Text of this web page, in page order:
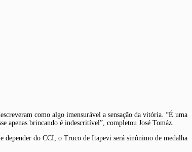
como algo imensurável a sensação da vitória. “É uma
apenas brincando é indescritível”, completou José Tomáz.
depender do CCI, o Truco de Itapevi será sinônimo de medalha